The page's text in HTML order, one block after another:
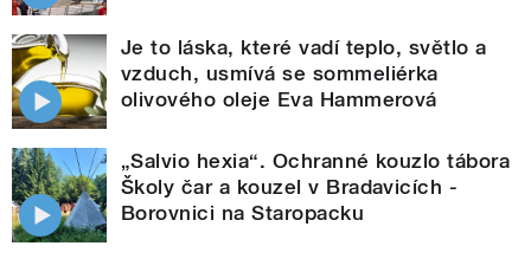
Je to láska, které vadí teplo, světlo a
vzduch, usmívá se sommeliérka
olivového oleje Eva Hammerová
„Salvio hexia“. Ochranné kouzlo tábora
Školy čar a kouzel v Bradavicích -
Borovnici na Staropacku